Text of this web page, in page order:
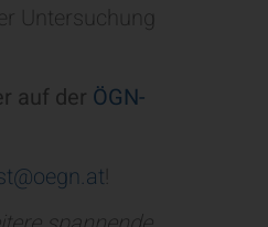
Untersuchung
auf der ÖGN-